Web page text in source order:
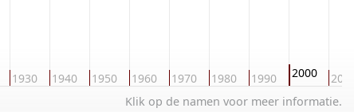
1930 1940 1950 1960 1970 1980 1990 2000
Klik op de namen voor meer informatie.